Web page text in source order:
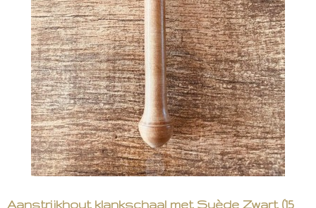
Aanstrijkhout klankschaal met Suède Zwart (15